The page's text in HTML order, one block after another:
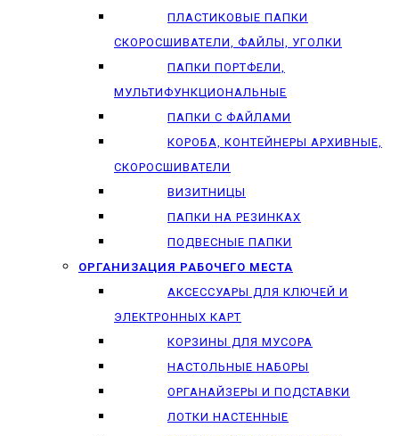
ПЛАСТИКОВЫЕ ПАПКИ
СКОРОСШИВАТЕЛИ, ФАЙЛЫ, УГОЛКИ
ПАПКИ ПОРТФЕЛИ,
МУЛЬТИФУНКЦИОНАЛЬНЫЕ
ПАПКИ С ФАЙЛАМИ
КОРОБА, КОНТЕЙНЕРЫ АРХИВНЫЕ,
СКОРОСШИВАТЕЛИ
ВИЗИТНИЦЫ
ПАПКИ НА РЕЗИНКАХ
ПОДВЕСНЫЕ ПАПКИ
ОРГАНИЗАЦИЯ РАБОЧЕГО МЕСТА
АКСЕССУАРЫ ДЛЯ КЛЮЧЕЙ И
ЭЛЕКТРОННЫХ КАРТ
КОРЗИНЫ ДЛЯ МУСОРА
НАСТОЛЬНЫЕ НАБОРЫ
ОРГАНАЙЗЕРЫ И ПОДСТАВКИ
ЛОТКИ НАСТЕННЫЕ